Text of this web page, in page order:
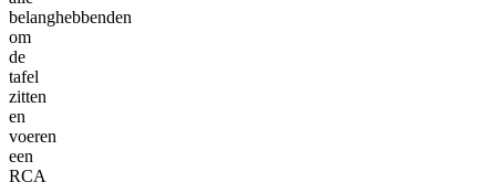
belanghebbenden
om
de
tafel
zitten
en
voeren
een
RCA